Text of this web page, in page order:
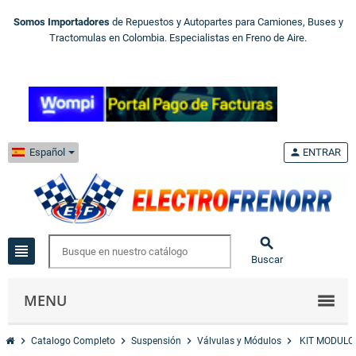
Somos Importadores de Repuestos y Autopartes para Camiones, Buses y
Tractomulas en Colombia. Especialistas en Freno de Aire.
Español
view_headline 
Buscar
person ENTRAR
MENU
chevron_right Catalogo Completo chevron_right Suspensión chevron_right Válvulas y Módulos chevron_right KIT